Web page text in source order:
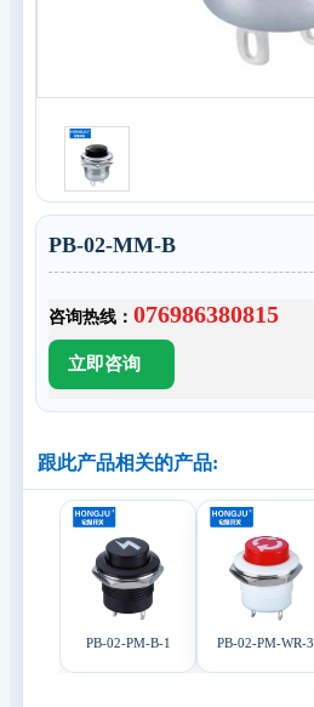
PB-02-MM-B
咨询热线： 076986380815
跟此产品相关的产品:
PB-02-PM-B-1 PB-02-PM-WR-3